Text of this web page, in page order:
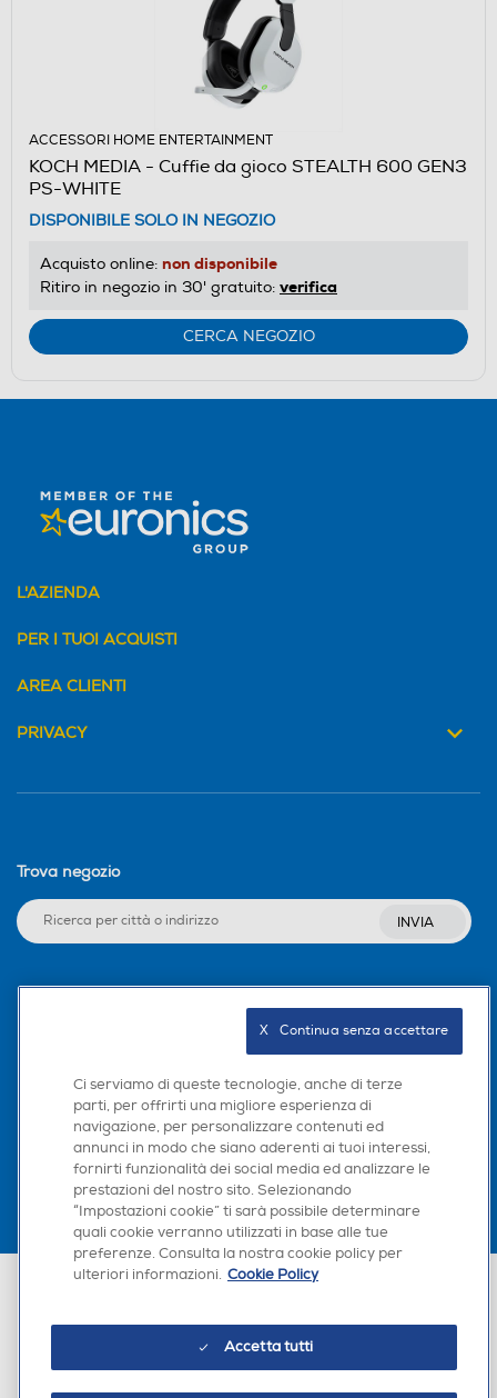
ACCESSORI HOME ENTERTAINMENT
KOCH MEDIA - Cuffie da gioco STEALTH 600 GEN3
PS-WHITE
DISPONIBILE SOLO IN NEGOZIO
Acquisto online: non disponibile
Ritiro in negozio in 30' gratuito: verifica
CERCA NEGOZIO
L'AZIENDA
PER I TUOI ACQUISTI
AREA CLIENTI
PRIVACY
Trova negozio
INVIA
Scarica la nostra app
Euronics Italia SpA. Sede legale Via Montefeltro, 6/a 20156 Milano
Ci serviamo di queste tecnologie, anche di terze
parti, per offrirti una migliore esperienza di
navigazione, per personalizzare contenuti ed
annunci in modo che siano aderenti ai tuoi interessi,
fornirti funzionalità dei social media ed analizzare le
prestazioni del nostro sito. Selezionando
“Impostazioni cookie” ti sarà possibile determinare
quali cookie verranno utilizzati in base alle tue
preferenze. Consulta la nostra cookie policy per
ulteriori informazioni. Cookie Policy
Accetta tutti
X   Continua senza accettare